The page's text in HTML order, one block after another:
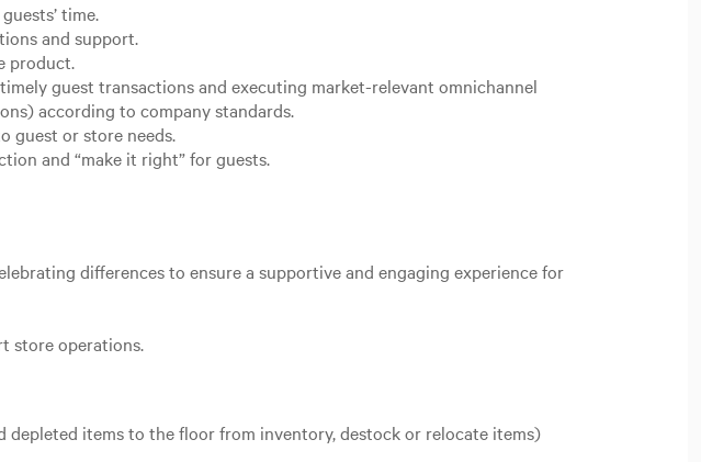
time.
and support.
product.
guest transactions and executing market-relevant omnichannel
according to company standards.
guest or store needs.
and “make it right” for guests.
differences to ensure a supportive and engaging experience for
store operations.
items to the floor from inventory, destock or relocate items)